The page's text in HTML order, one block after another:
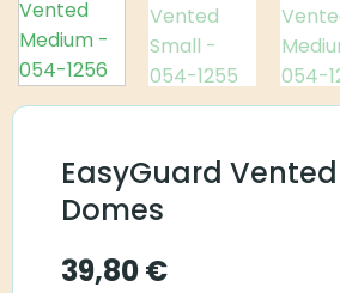
EasyGuard Vented
Domes
39,80€